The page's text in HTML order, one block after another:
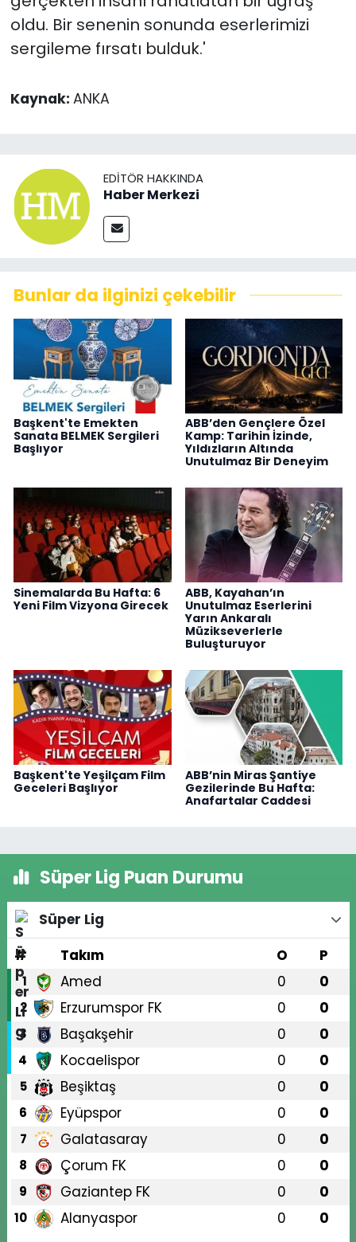
oldu. Bir senenin sonunda eserlerimizi
sergileme fırsatı bulduk.'
Kaynak: ANKA
EDITÖR HAKKINDA
Haber Merkezi
Bunlar da ilginizi çekebilir
Başkent'te Emekten
Sanata BELMEK Sergileri
Başlıyor
ABB’den Gençlere Özel
Kamp: Tarihin İzinde,
Yıldızların Altında
Unutulmaz Bir Deneyim
Sinemalarda Bu Hafta: 6
Yeni Film Vizyona Girecek
ABB, Kayahan’ın
Unutulmaz Eserlerini
Yarın Ankaralı
Müzikseverlerle
Buluşturuyor
Başkent'te Yeşilçam Film
Geceleri Başlıyor
ABB’nin Miras Şantiye
Gezilerinde Bu Hafta:
Anafartalar Caddesi
Süper Lig Puan Durumu
Süper Lig
#
Takım O P
1 Amed 0 0
2 Erzurumspor FK 0 0
3 Başakşehir 0 0
4 Kocaelispor 0 0
5 Beşiktaş 0 0
6 Eyüpspor 0 0
7 Galatasaray 0 0
8 Çorum FK 0 0
9 Gaziantep FK 0 0
10 Alanyaspor 0 0